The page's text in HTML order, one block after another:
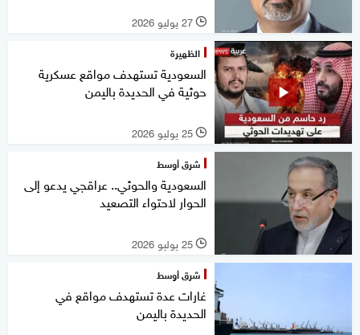
l 27 يوليو 2026
الظهيرة
السعودية تستهدف مواقع عسكرية
حوثية في الحديدة باليمن
l 25 يوليو 2026
شرق أوسط
السعودية والحوثي.. عراقجي يدعو إلى
الحوار لاحتواء التصعيد
l 25 يوليو 2026
شرق أوسط
غارات عدة تستهدف مواقع في
الحديدة باليمن